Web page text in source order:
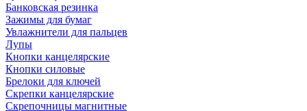
Банковская резинка
Зажимы для бумаг
Увлажнители для пальцев
Лупы
Кнопки канцелярские
Кнопки силовые
Брелоки для ключей
Скрепки канцелярские
Скрепочницы магнитные